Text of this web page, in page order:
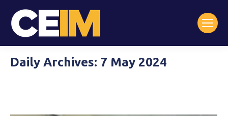
Daily Archives: 7 May 2024